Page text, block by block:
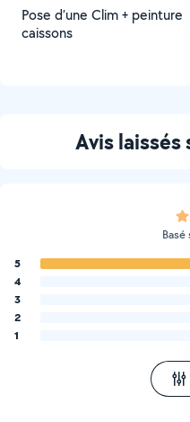
Pose d’une Clim + peinture
caissons
Avis laissés
Basé
5
4
3
2
1